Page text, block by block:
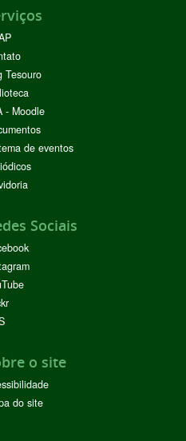
Tesouro
- Moodle
de eventos
Sociais
o site
do site